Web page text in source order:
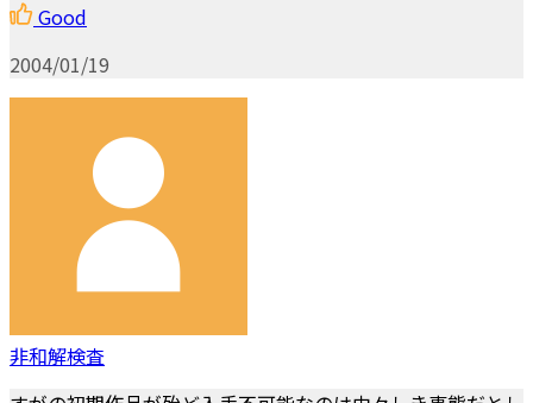
Good
2004/01/19
非和解検査